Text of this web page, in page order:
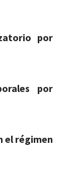
por
por
el régimen